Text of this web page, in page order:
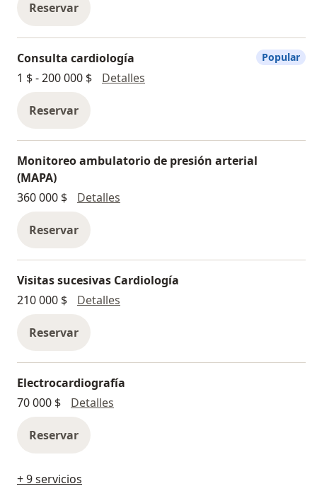
Reservar
Consulta cardiología
1 $ - 200 000 $
Detalles
Reservar
Popular
Monitoreo ambulatorio de presión arterial
(MAPA)
360 000 $
Detalles
Reservar
Visitas sucesivas Cardiología
210 000 $
Detalles
Reservar
Electrocardiografía
70 000 $
Detalles
Reservar
+ 9 servicios